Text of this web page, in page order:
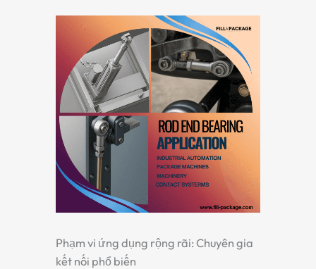
Phạm vi ứng dụng rộng rãi: Chuyên gia
kết nối phổ biến